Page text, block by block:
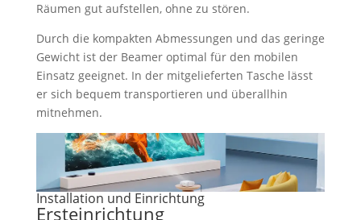
Räumen gut aufstellen, ohne zu stören.
Durch die kompakten Abmessungen und das geringe
Gewicht ist der Beamer optimal für den mobilen
Einsatz geeignet. In der mitgelieferten Tasche lässt
er sich bequem transportieren und überallhin
mitnehmen.
Installation und Einrichtung
Ersteinrichtung